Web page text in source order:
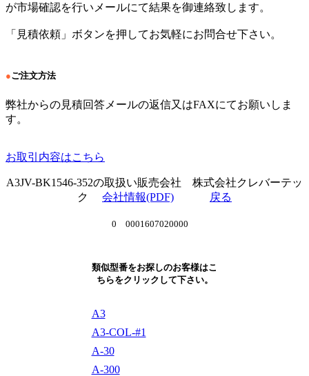
が市場確認を行いメールにて結果を御連絡致します。
「見積依頼」ボタンを押してお気軽にお問合せ下さい。
●ご注文方法
弊社からの見積回答メールの返信又はFAXにてお願いしま
す。
お取引内容はこちら
A3JV-BK1546-352の取扱い販売会社 株式会社クレバーテッ
ク 会社情報(PDF) 戻る
0 0001607020000
類似型番をお探しのお客様はこ
ちらをクリックして下さい。
A3
A3-COL-#1
A-30
A-300